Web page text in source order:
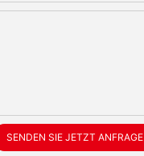
SENDEN SIE JETZT ANFRAGE